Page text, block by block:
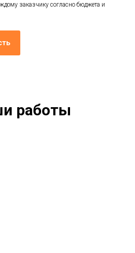
заказчику согласно бюджета и
работы